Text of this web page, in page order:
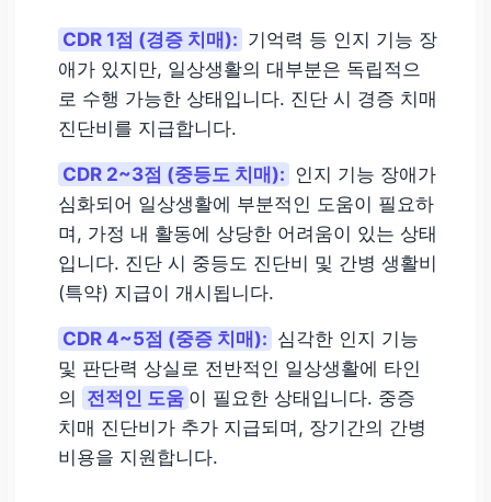
CDR 1점 (경증 치매): 기억력 등 인지 기능 장
애가 있지만, 일상생활의 대부분은 독립적으
로 수행 가능한 상태입니다. 진단 시 경증 치매
진단비를 지급합니다.
CDR 2~3점 (중등도 치매): 인지 기능 장애가
심화되어 일상생활에 부분적인 도움이 필요하
며, 가정 내 활동에 상당한 어려움이 있는 상태
입니다. 진단 시 중등도 진단비 및 간병 생활비
(특약) 지급이 개시됩니다.
CDR 4~5점 (중증 치매): 심각한 인지 기능
및 판단력 상실로 전반적인 일상생활에 타인
의 전적인 도움 이 필요한 상태입니다. 중증
치매 진단비가 추가 지급되며, 장기간의 간병
비용을 지원합니다.